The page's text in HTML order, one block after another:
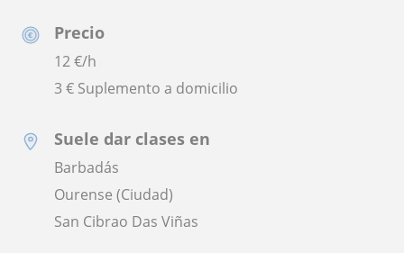
Precio
12€/h
3 € Suplemento a domicilio
Suele dar clases en
Barbadás
Ourense (Ciudad)
San Cibrao Das Viñas